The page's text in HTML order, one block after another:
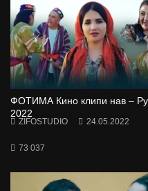
ФОТИМА Кино клипи нав –
2022
ZIFOSTUDIO 24.05.2022
73 037